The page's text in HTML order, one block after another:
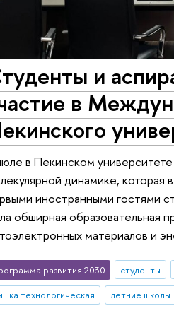
и
в
в Пекинском
динамике, которая
иностранными гостями
обширная образовательная
материалов и
развития 2030 студенты
технологическая
летние школы